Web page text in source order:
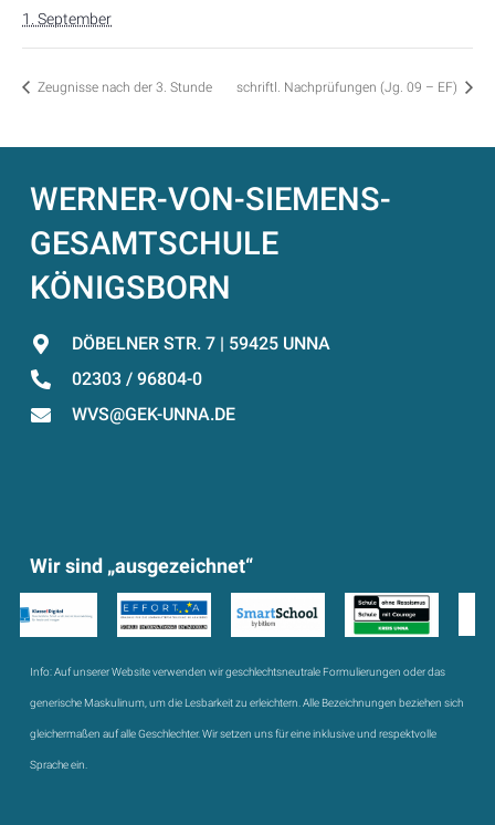
1. September
Zeugnisse nach der 3. Stunde schriftl. Nachprüfungen (Jg. 09 – EF)
WERNER-VON-SIEMENS-
GESAMTSCHULE
KÖNIGSBORN
DÖBELNER STR. 7 | 59425 UNNA
02303 / 96804-0
WVS@GEK-UNNA.DE
Wir sind „ausgezeichnet“
Info:Auf unserer Website verwenden wir geschlechtsneutrale Formulierungen oder das
generische Maskulinum, um die Lesbarkeit zu erleichtern. Alle Bezeichnungen beziehen sich
gleichermaßen auf alle Geschlechter. Wir setzen uns für eine inklusive und respektvolle
Sprache ein.